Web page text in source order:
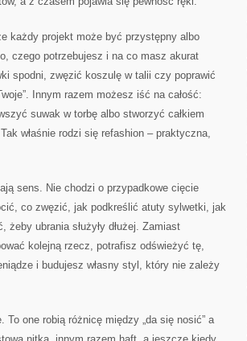
każdy projekt może być przystępny albo
czego potrzebujesz i na co masz akurat
spodni, zwęzić koszulę w talii czy poprawić
Innym razem możesz iść na całość:
suwak w torbę albo stworzyć całkiem
właśnie rodzi się refashion – praktyczna,
sens. Nie chodzi o przypadkowe cięcie
co zwęzić, jak podkreślić atuty sylwetki, jak
ubrania służyły dłużej. Zamiast
kolejną rzecz, potrafisz odświeżyć tę,
i budujesz własny styl, który nie zależy
one robią różnicę między „da się nosić” a